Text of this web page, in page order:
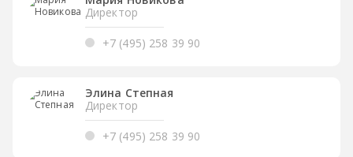
Директор
+7 (495) 258 39 90
Элина Степная
Директор
+7 (495) 258 39 90